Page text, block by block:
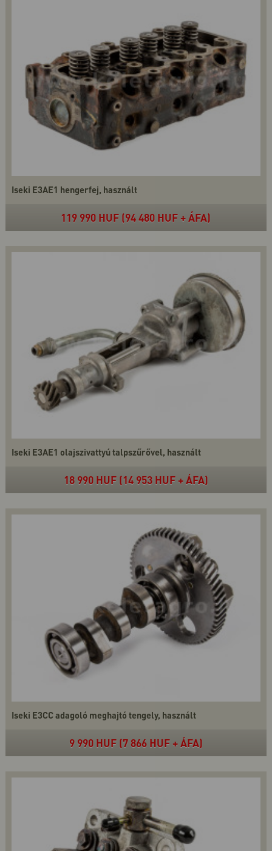
Iseki E3AE1 hengerfej, használt
119 990 HUF (94 480 HUF + ÁFA)
Iseki E3AE1 olajszivattyú talpszűrővel, használt
18 990 HUF (14 953 HUF + ÁFA)
Iseki E3CC adagoló meghajtó tengely, használt
9 990 HUF (7 866 HUF + ÁFA)